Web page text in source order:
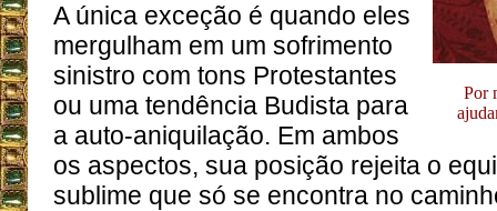
Por
A única exceção é quando eles
mergulham em um sofrimento
sinistro com tons Protestantes
ou uma tendência Budista para
a auto-aniquilação. Em ambos
os aspectos, sua posição rejeita o
sublime que só se encontra no